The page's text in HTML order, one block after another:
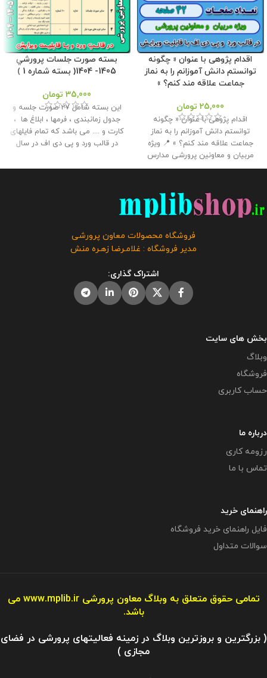
اقدام پژوهی با عنوان « چگونه
توانستم دانش آموزانم را به نماز
جماعت علاقه مند کنم؟ »
25,000 تومان
اقدام پژوهی با عنوان « چگونه
توانستم دانش آموزانم را به نماز
جماعت علاقه مند کنم؟ » 📍 ویژه
مربیان و معاونین پرورشی مدارس
📌 تعداد صفحات : 42 🔻 حجم فایل :
جهت ارائه همکاران به مدیر برای
دریافت گواهی اقدام پژوهی رتبه
بندی توسط همکار تهیه و آماده شده
جشنواره ها استفاده از آن توصیه
این محصول مختص
در صورت مشاهده مشابه آن در
سایت های دیگر بدون اجازه ما در
حال استفاده هستند و مورد رضایت ما
بسته صورت جلسات پرورشي
1405- 1404( بسته شماره 1 )
35,000 تومان
این بسته شامل 27 صورت جلسه و
جدول زمانبندی ، فرمها ، ابلاغ ها ،
کارت و .... می باشد که تمام فایلهای
در قالب ورد و پی دی اف در سال
راحتی میتوانید آنها را ویرایش کرد .
حجم فایل : 13 مگابایت
این برنامه متعلق به فروشگاه معاون
این برنامه توسط دیگران مورد رضایت
ما نیست و شرعا حرام می باشد .
صورت جلسه و فرم های مورد نیاز
فروشگاه محصولات معاون پرورشی
مدیر فروشگاه : غلامـرضا زهـره منش
اشتراک گذاری:
بخش های سایت
وبلاگ
فروشگاه
حساب کاربری
درباره ما
رزومه کاری
تماس با ما
راهنمای خرید
فایل راهنمای خرید فروشگاه
سوالات متداول
تمامی حقوق متعلق به وبلاگ معاون پرورشیwww.mplib.ir می
باشد.
( بزرگترین و بروزترین وبلاگ در زمینه فعالیتهای پرورشی در فضای
مجازی )